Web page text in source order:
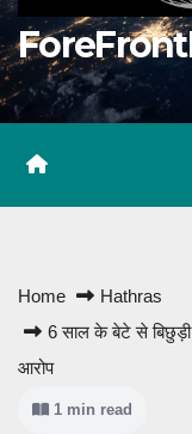
Home
Hathras
6 साल के बेटे से बिछुड़ी
आरोप
1 min read